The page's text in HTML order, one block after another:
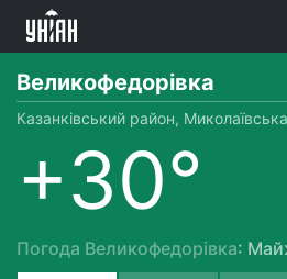
Великофедорівка
Казанківський район,
+30°
Погода Великофедорівка: